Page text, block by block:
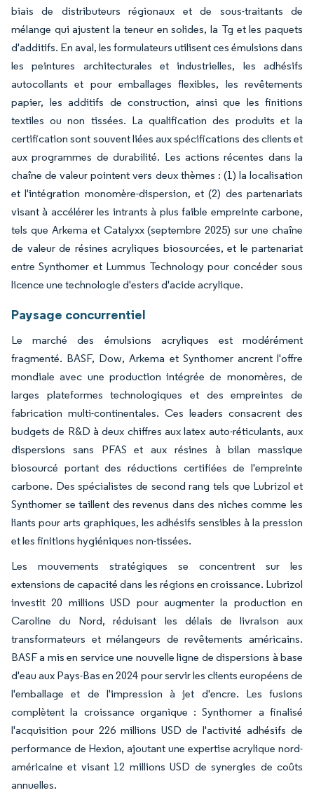
biais de distributeurs régionaux et de sous-traitants de
mélange qui ajustent la teneur en solides, la Tg et les paquets
d'additifs. En aval, les formulateurs utilisent ces émulsions dans
les peintures architecturales et industrielles, les adhésifs
autocollants et pour emballages flexibles, les revêtements
papier, les additifs de construction, ainsi que les finitions
textiles ou non tissées. La qualification des produits et la
certification sont souvent liées aux spécifications des clients et
aux programmes de durabilité. Les actions récentes dans la
chaîne de valeur pointent vers deux thèmes : (1) la localisation
et l'intégration monomère-dispersion, et (2) des partenariats
visant à accélérer les intrants à plus faible empreinte carbone,
tels que Arkema et Catalyxx (septembre 2025) sur une chaîne
de valeur de résines acryliques biosourcées, et le partenariat
entre Synthomer et Lummus Technology pour concéder sous
licence une technologie d'esters d'acide acrylique.
Paysage concurrentiel
Le marché des émulsions acryliques est modérément
fragmenté. BASF, Dow, Arkema et Synthomer ancrent l'offre
mondiale avec une production intégrée de monomères, de
larges plateformes technologiques et des empreintes de
fabrication multi-continentales. Ces leaders consacrent des
budgets de R&D à deux chiffres aux latex auto-réticulants, aux
dispersions sans PFAS et aux résines à bilan massique
biosourcé portant des réductions certifiées de l'empreinte
carbone. Des spécialistes de second rang tels que Lubrizol et
Synthomer se taillent des revenus dans des niches comme les
liants pour arts graphiques, les adhésifs sensibles à la pression
et les finitions hygiéniques non-tissées.
Les mouvements stratégiques se concentrent sur les
extensions de capacité dans les régions en croissance. Lubrizol
investit 20 millions USD pour augmenter la production en
Caroline du Nord, réduisant les délais de livraison aux
transformateurs et mélangeurs de revêtements américains.
BASF a mis en service une nouvelle ligne de dispersions à base
d'eau aux Pays-Bas en 2024 pour servir les clients européens de
l'emballage et de l'impression à jet d'encre. Les fusions
complètent la croissance organique : Synthomer a finalisé
l'acquisition pour 226 millions USD de l'activité adhésifs de
performance de Hexion, ajoutant une expertise acrylique nord-
américaine et visant 12 millions USD de synergies de coûts
annuelles.